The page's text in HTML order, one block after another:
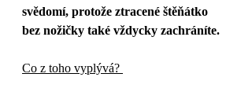
svědomí, protože ztracené štěňátko
bez nožičky také vždycky zachráníte.
Co z toho vyplývá?